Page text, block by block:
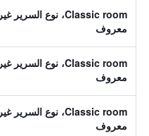
Classic room، نوع السرير غير
معروف
Classic room، نوع السرير غير
معروف
Classic room، نوع السرير غير
معروف